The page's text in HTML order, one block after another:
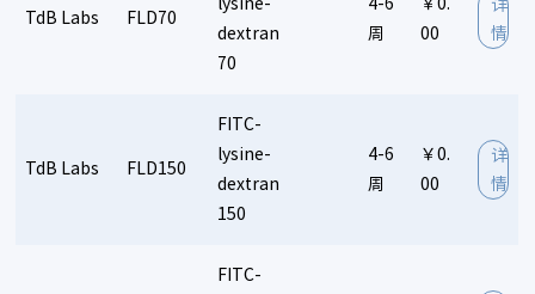
TdB Labs FLD70
lysine-
dextran
70
4-6
周
￥0.
00
详
情
TdB Labs FLD150
FITC-
lysine-
dextran
150
4-6
周
￥0.
00
详
情
FITC-